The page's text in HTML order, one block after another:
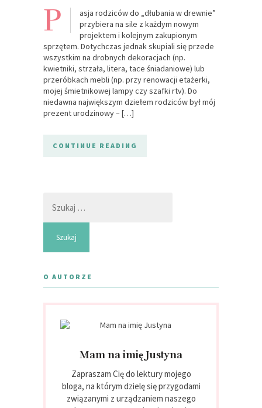
P
asja rodziców do „dłubania w drewnie”
przybiera na sile z każdym nowym
projektem i kolejnym zakupionym
sprzętem. Dotychczas jednak skupiali się przede
wszystkim na drobnych dekoracjach (np.
kwietniki, strzała, litera, tace śniadaniowe) lub
przeróbkach mebli (np. przy renowacji etażerki,
mojej śmietnikowej lampy czy szafki rtv). Do
niedawna największym dziełem rodziców był mój
prezent urodzinowy – […]
CONTINUE READING
O AUTORZE
Mam na imię Justyna
Zapraszam Cię do lektury mojego
bloga, na którym dzielę się przygodami
związanymi z urządzaniem naszego